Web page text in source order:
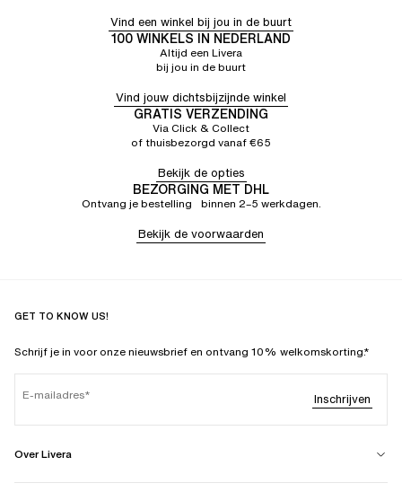
Vind een winkel bij jou in de buurt
100 WINKELS IN NEDERLAND
Altijd een Livera
bij jou in de buurt
Vind jouw dichtsbijzijnde winkel
GRATIS VERZENDING
Via Click & Collect
of thuisbezorgd vanaf €65
Bekijk de opties
BEZORGING MET DHL
Ontvang je bestelling binnen 2–5 werkdagen.
Bekijk de voorwaarden
GET TO KNOW US!
Schrijf je in voor onze nieuwsbrief en ontvang 10% welkomskorting.*
E-mailadres Inschrijven
Over Livera